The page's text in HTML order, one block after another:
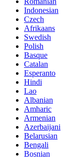
Indonesian
Czech
Afrikaans
Swedish
Polish
Basque
Catalan
Esperanto
Hindi
Lao
Albanian
Amharic
Armenian
Azerbaijani
Belarusian
Bengali
Bosnian